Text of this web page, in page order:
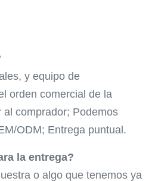
y equipo de
orden comercial de la
comprador; Podemos
ODM; Entrega puntual.
la entrega?
o algo que tenemos ya